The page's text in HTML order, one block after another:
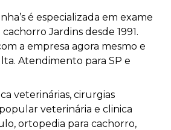
é especializada em exame
Jardins desde 1991.
a empresa agora mesmo e
Atendimento para SP e
veterinárias, cirurgias
veterinária e clinica
ortopedia para cachorro,